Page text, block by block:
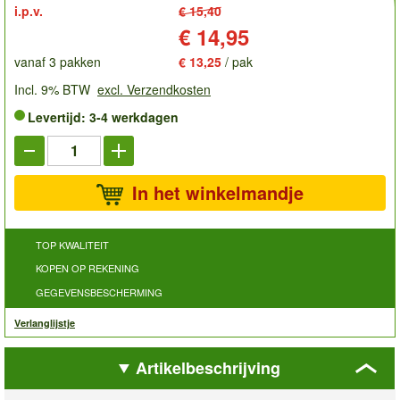
i.p.v.
€ 15,40
€ 14,95
vanaf 3 pakken € 13,25 / pak
Incl. 9% BTW excl. Verzendkosten
Levertijd: 3-4 werkdagen
In het winkelmandje
TOP KWALITEIT
KOPEN OP REKENING
GEGEVENSBESCHERMING
Verlanglijstje
Artikelbeschrijving